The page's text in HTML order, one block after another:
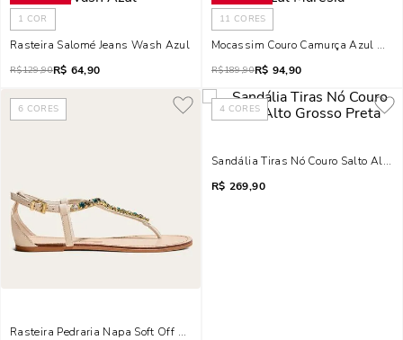
1 COR
Rasteira Salomé Jeans Wash Azul
R$129,90R$ 64,90
11 CORES
Mocassim Couro Camurça Azul
R$189,90R$ 94,90
6 CORES
Rasteira Pedraria Napa Soft Off White
4 CORES
R$ 269,90